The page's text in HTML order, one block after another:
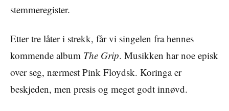
stemmeregister.
Etter tre låter i strekk, får vi singelen fra hennes
kommende album The Grip. Musikken har noe episk
over seg, nærmest Pink Floydsk. Koringa er
beskjeden, men presis og meget godt innøvd.